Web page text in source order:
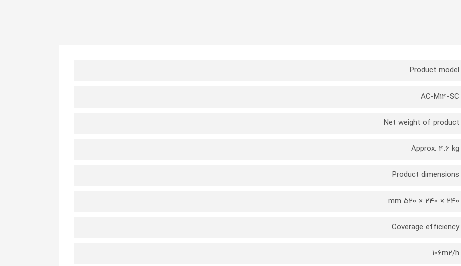
Product model
AC-M14-SC
Net weight of product
Approx. 4.6 kg
Product dimensions
240 × 240 × 520 mm
Coverage efficiency
106m2/h